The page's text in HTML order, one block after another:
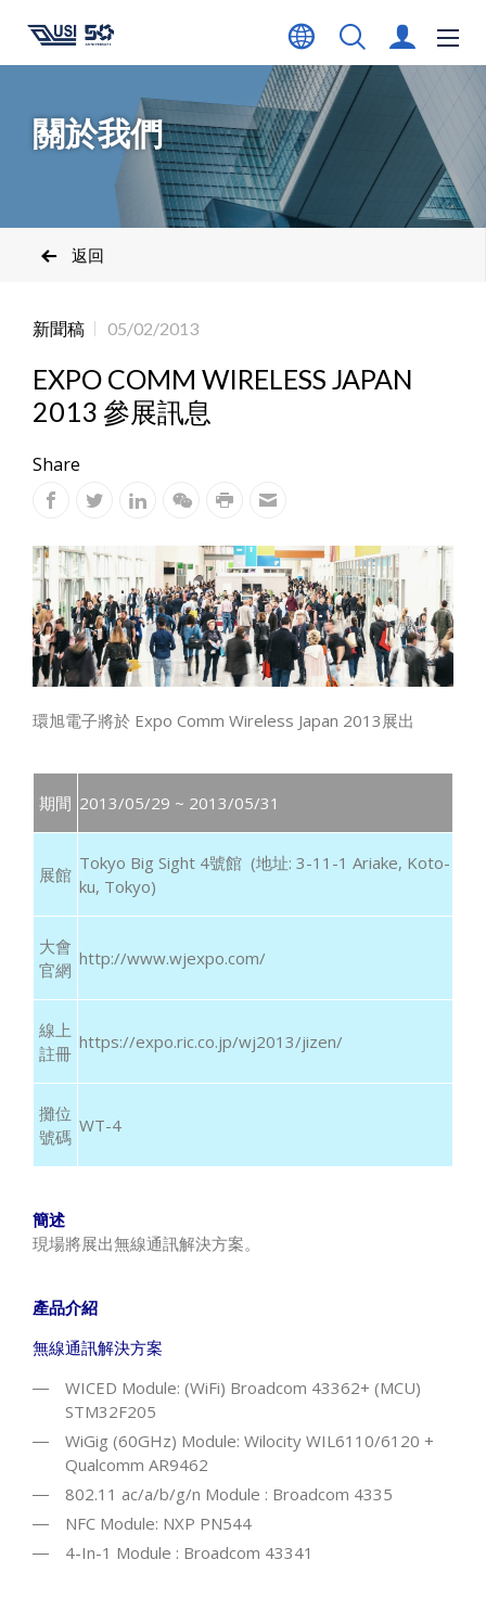
關於我們
返回
新聞稿 05/02/2013
EXPO COMM WIRELESS JAPAN
2013 參展訊息
Share
環旭電子將於 Expo Comm Wireless Japan 2013展出
期間 2013/05/29 ~ 2013/05/31
展館
Tokyo Big Sight 4號館 (地址: 3-11-1 Ariake, Koto-
ku, Tokyo)
大會
官網
http://www.wjexpo.com/
線上
註冊
https://expo.ric.co.jp/wj2013/jizen/
攤位
號碼
WT-4
簡述
現場將展出無線通訊解決方案。
產品介紹
無線通訊解決方案
WICED Module: (WiFi) Broadcom 43362+ (MCU)
STM32F205
WiGig (60GHz) Module: Wilocity WIL6110/6120 +
Qualcomm AR9462
802.11 ac/a/b/g/n Module : Broadcom 4335
NFC Module: NXP PN544
4-In-1 Module : Broadcom 43341